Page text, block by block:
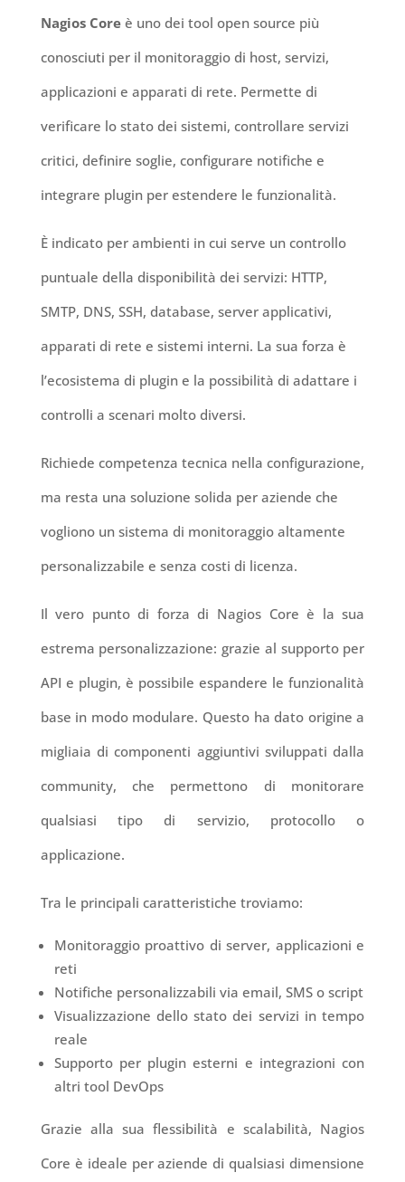
Nagios Core è uno dei tool open source più
conosciuti per il monitoraggio di host, servizi,
applicazioni e apparati di rete. Permette di
verificare lo stato dei sistemi, controllare servizi
critici, definire soglie, configurare notifiche e
integrare plugin per estendere le funzionalità.
È indicato per ambienti in cui serve un controllo
puntuale della disponibilità dei servizi: HTTP,
SMTP, DNS, SSH, database, server applicativi,
apparati di rete e sistemi interni. La sua forza è
l’ecosistema di plugin e la possibilità di adattare i
controlli a scenari molto diversi.
Richiede competenza tecnica nella configurazione,
ma resta una soluzione solida per aziende che
vogliono un sistema di monitoraggio altamente
personalizzabile e senza costi di licenza.
Il vero punto di forza di Nagios Core è la sua
estrema personalizzazione: grazie al supporto per
API e plugin, è possibile espandere le funzionalità
base in modo modulare. Questo ha dato origine a
migliaia di componenti aggiuntivi sviluppati dalla
community, che permettono di monitorare
qualsiasi tipo di servizio, protocollo o
applicazione.
Tra le principali caratteristiche troviamo:
Monitoraggio proattivo di server, applicazioni e
reti
Notifiche personalizzabili via email, SMS o script
Visualizzazione dello stato dei servizi in tempo
reale
Supporto per plugin esterni e integrazioni con
altri tool DevOps
Grazie alla sua flessibilità e scalabilità, Nagios
Core è ideale per aziende di qualsiasi dimensione